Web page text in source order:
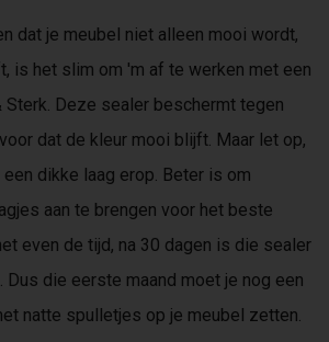
dat je meubel niet alleen mooi wordt,
is het slim om 'm af te werken met een
Sterk. Deze sealer beschermt tegen
dat de kleur mooi blijft. Maar let op,
dikke laag erop. Beter is om
aan te brengen voor het beste
even de tijd, na 30 dagen is die sealer
Dus die eerste maand moet je nog een
natte spulletjes op je meubel zetten.